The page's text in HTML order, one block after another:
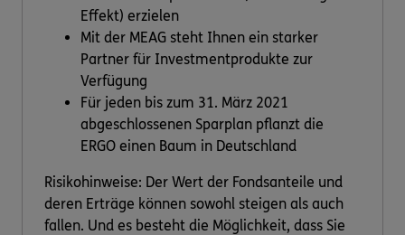
Effekt) erzielen
Mit der MEAG steht Ihnen ein starker
Partner für Investmentprodukte zur
Verfügung
Für jeden bis zum 31. März 2021
abgeschlossenen Sparplan pflanzt die
ERGO einen Baum in Deutschland
Risikohinweise: Der Wert der Fondsanteile und
deren Erträge können sowohl steigen als auch
fallen. Und es besteht die Möglichkeit, dass Sie